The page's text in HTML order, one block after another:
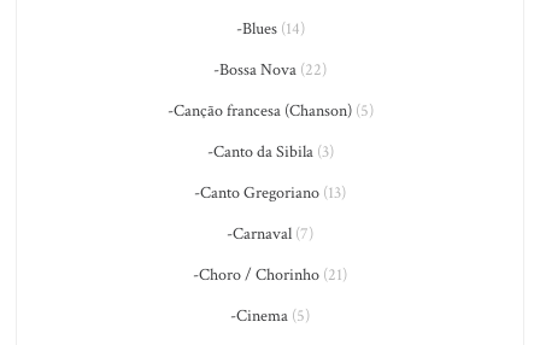
-Blues(14)
-Bossa Nova (22)
-Canção francesa (Chanson)(5)
-Canto da Sibila(3)
-Canto Gregoriano (13)
-Carnaval (7)
-Choro / Chorinho (21)
-Cinema (5)